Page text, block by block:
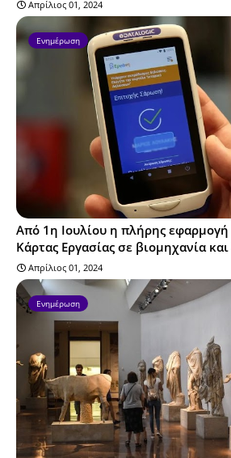
Απρίλιος 01, 2024
Ενημέρωση
Από 1η Ιουλίου η πλήρης
Κάρτας Εργασίας σε βιομηχανία
Απρίλιος 01, 2024
Ενημέρωση